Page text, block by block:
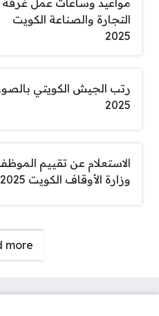
التجارة والصناعة الكويت
2025
رتب الجيش الكويتي
2025
الاستعلام عن تقييم
وزارة الأوقاف الكويت 2025
more